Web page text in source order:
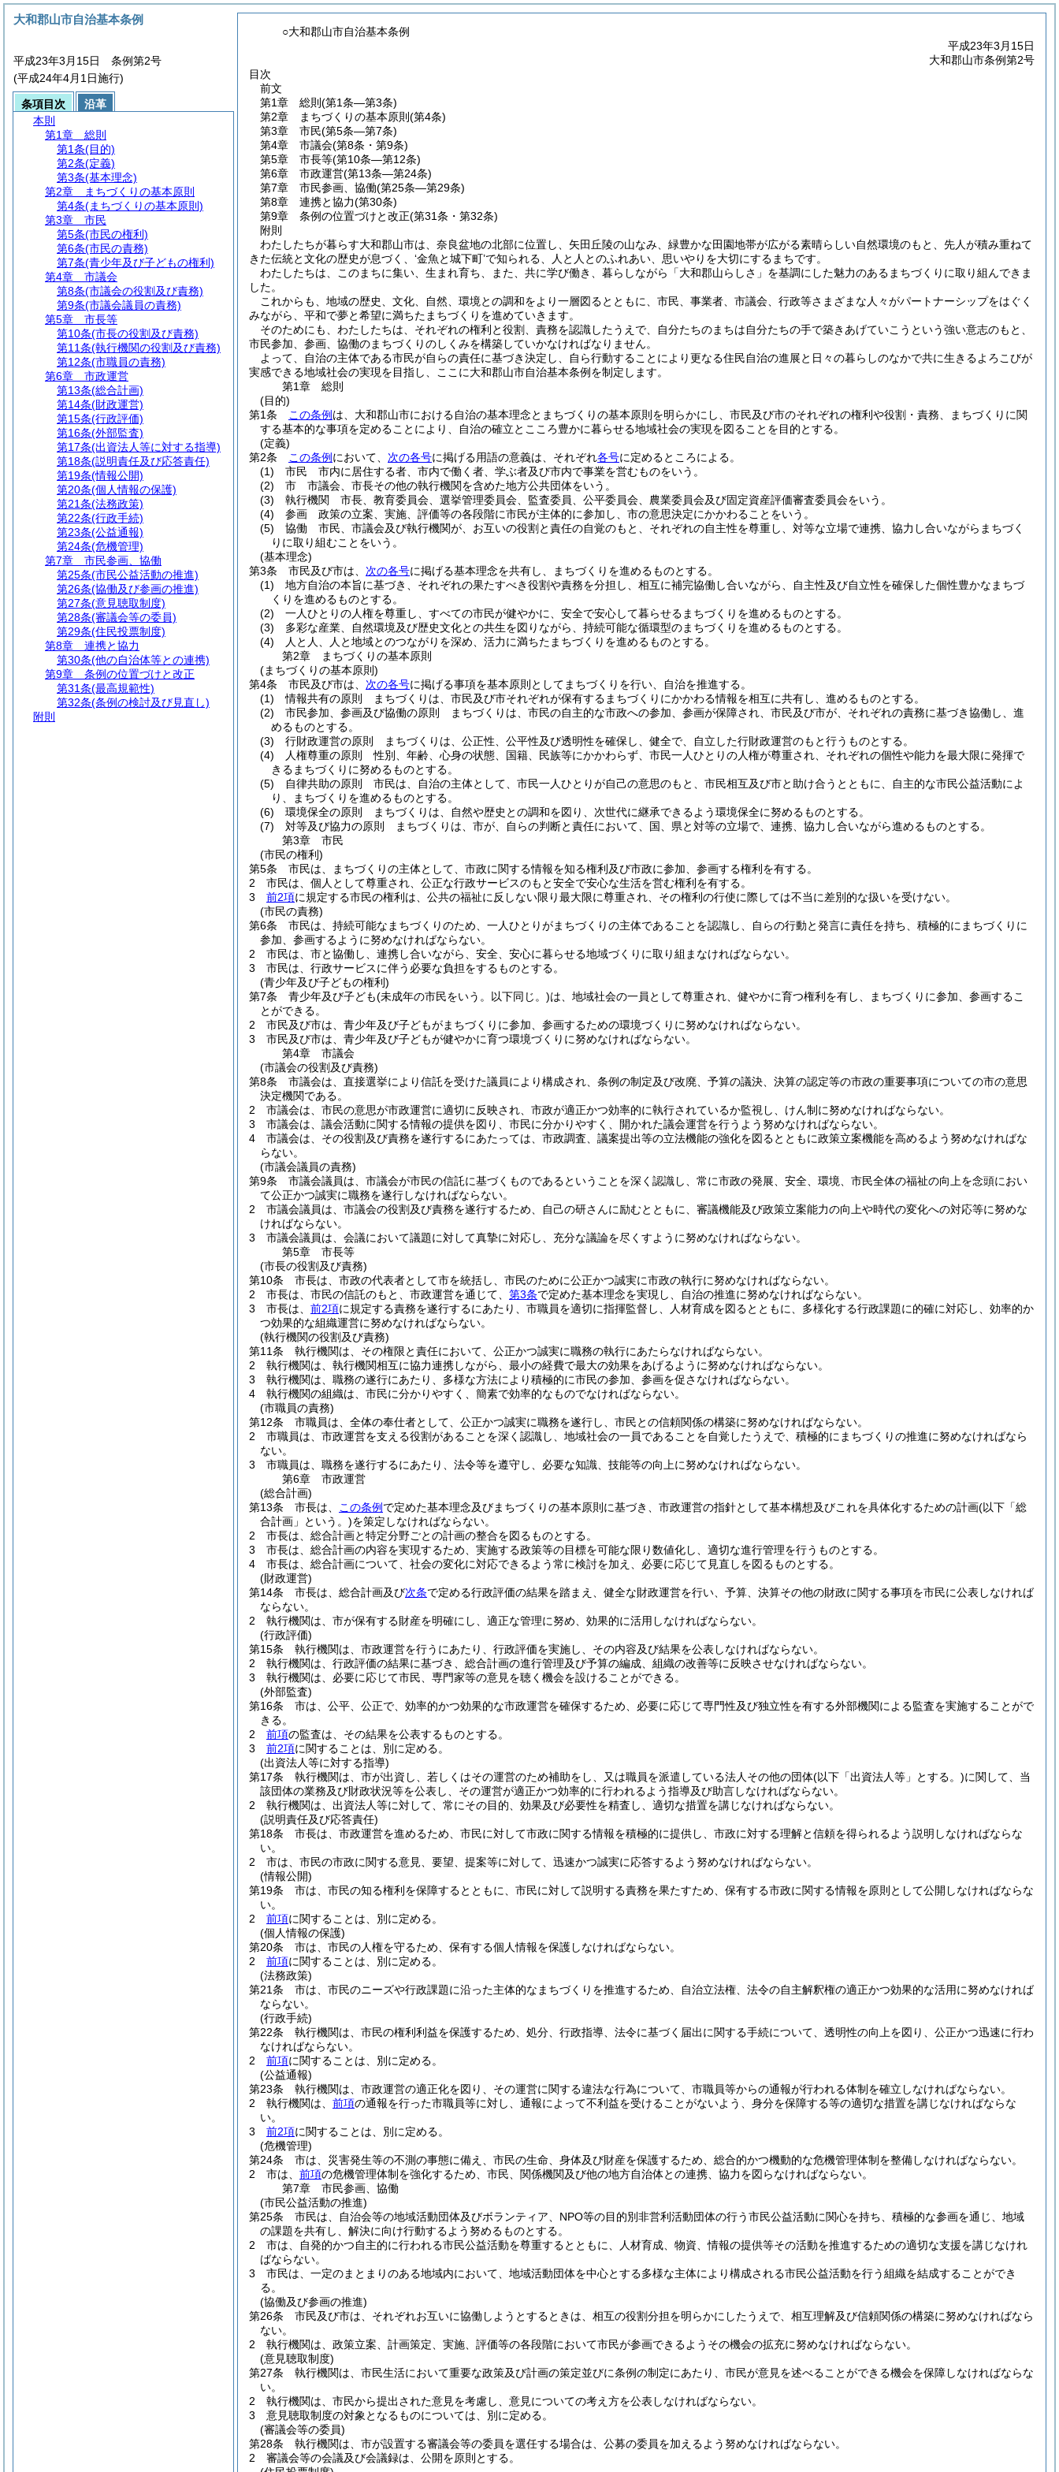
○大和郡山市自治基本条例
平成23年3月15日
大和郡山市条例第2号
目次
前文
第1章
総則 (第1条―第3条)
第2章
まちづくりの基本原則 (第4条)
第3章
市民(第5条―第7条)
第4章
市議会(第8条・第9条)
第5章
市長等(第10条―第12条)
第6章
市政運営(第13条―第24条)
第7章
市民参画、協働(第25条―第29条)
第8章
連携と協力(第30条)
第9章
条例の位置づけと改正(第31条・第32条)
附則
わたしたちが暮らす大和郡山市は、奈良盆地の北部に位置し、矢田丘陵の山なみ、緑豊かな田園地帯が広がる素晴らしい自然環境のもと、先人が積み重ねて
きた伝統と文化の歴史が息づく、‘金魚と城下町’で知られる、人と人とのふれあい、思いやりを大切にするまちです。
わたしたちは、このまちに集い、生まれ育ち、また、共に学び働き、暮らしながら「大和郡山らしさ」を基調にした魅力のあるまちづくりに取り組んできま
した。
これからも、地域の歴史、文化、自然、環境との調和をより一層図るとともに、市民、事業者、市議会、行政等さまざまな人々がパートナーシップをはぐく
みながら、平和で夢と希望に満ちたまちづくりを進めていきます。
そのためにも、わたしたちは、それぞれの権利と役割、責務を認識したうえで、自分たちのまちは自分たちの手で築きあげていこうという強い意志のもと、
市民参加、参画、協働のまちづくりのしくみを構築していかなければなりません。
よって、自治の主体である市民が自らの責任に基づき決定し、自ら行動することにより更なる住民自治の進展と日々の暮らしのなかで共に生きるよろこびが
実感できる地域社会の実現を目指し、ここに大和郡山市自治基本条例を制定します。
第1章
総則
(目的)
第1条
この条例 は、大和郡山市における自治の基本理念とまちづくりの基本原則を明らかにし、市民及び市のそれぞれの権利や役割・責務、まちづくりに関
する基本的な事項を定めることにより、自治の確立とこころ豊かに暮らせる地域社会の実現を図ることを目的とする。
(定義)
第2条
この条例 において、 次の各号に掲げる用語の意義は、それぞれ各号に定めるところによる。
(1)
市民 市内に居住する者、市内で働く者、学ぶ者及び市内で事業を営むものをいう。
(2)
市 市議会、市長その他の執行機関を含めた地方公共団体をいう。
(3)
執行機関 市長、教育委員会、選挙管理委員会、監査委員、公平委員会、農業委員会及び固定資産評価審査委員会をいう。
(4)
参画 政策の立案、実施、評価等の各段階に市民が主体的に参加し、市の意思決定にかかわることをいう。
(5)
協働 市民、市議会及び執行機関が、お互いの役割と責任の自覚のもと、それぞれの自主性を尊重し、対等な立場で連携、協力し合いながらまちづく
りに取り組むことをいう。
(基本理念)
第3条
市民及び市は、 次の各号に掲げる基本理念を共有し、まちづくりを進めるものとする。
(1)
地方自治の本旨に基づき、それぞれの果たすべき役割や責務を分担し、相互に補完協働し合いながら、自主性及び自立性を確保した個性豊かなまちづ
くりを進めるものとする。
(2)
一人ひとりの人権を尊重し、すべての市民が健やかに、安全で安心して暮らせるまちづくりを進めるものとする。
(3)
多彩な産業、自然環境及び歴史文化との共生を図りながら、持続可能な循環型のまちづくりを進めるものとする。
(4)
人と人、人と地域とのつながりを深め、活力に満ちたまちづくりを進めるものとする。
第2章
まちづくりの基本原則
(まちづくりの基本原則)
第4条
市民及び市は、 次の各号に掲げる事項を基本原則としてまちづくりを行い、自治を推進する。
(1)
情報共有の原則 まちづくりは、市民及び市それぞれが保有するまちづくりにかかわる情報を相互に共有し、進めるものとする。
(2)
市民参加、参画及び協働の原則 まちづくりは、市民の自主的な市政への参加、参画が保障され、市民及び市が、それぞれの責務に基づき協働し、進
めるものとする。
(3)
行財政運営の原則 まちづくりは、公正性、公平性及び透明性を確保し、健全で、自立した行財政運営のもと行うものとする。
(4)
人権尊重の原則 性別、年齢、心身の状態、国籍、民族等にかかわらず、市民一人ひとりの人権が尊重され、それぞれの個性や能力を最大限に発揮で
きるまちづくりに努めるものとする。
(5)
自律共助の原則 市民は、自治の主体として、市民一人ひとりが自己の意思のもと、市民相互及び市と助け合うとともに、自主的な市民公益活動によ
り、まちづくりを進めるものとする。
(6)
環境保全の原則 まちづくりは、自然や歴史との調和を図り、次世代に継承できるよう環境保全に努めるものとする。
(7)
対等及び協力の原則 まちづくりは、市が、自らの判断と責任において、国、県と対等の立場で、連携、協力し合いながら進めるものとする。
第3章
市民
(市民の権利)
第5条
市民は、まちづくりの主体として、市政に関する情報を知る権利及び市政に参加、参画する権利を有する。
2
市民は、個人として尊重され、公正な行政サービスのもと安全で安心な生活を営む権利を有する。
3
前2項に規定する市民の権利は、公共の福祉に反しない限り最大限に尊重され、その権利の行使に際しては不当に差別的な扱いを受けない。
(市民の責務)
第6条
市民は、持続可能なまちづくりのため、一人ひとりがまちづくりの主体であることを認識し、自らの行動と発言に責任を持ち、積極的にまちづくりに
参加、参画するように努めなければならない。
2
市民は、市と協働し、連携し合いながら、安全、安心に暮らせる地域づくりに取り組まなければならない。
3
市民は、行政サービスに伴う必要な負担をするものとする。
(青少年及び子どもの権利)
第7条
青少年及び子ども(未成年の市民をいう。以下同じ。)は、地域社会の一員として尊重され、健やかに育つ権利を有し、まちづくりに参加、参画するこ
とができる。
2
市民及び市は、青少年及び子どもがまちづくりに参加、参画するための環境づくりに努めなければならない。
3
市民及び市は、青少年及び子どもが健やかに育つ環境づくりに努めなければならない。
第4章
市議会
(市議会の役割及び責務)
第8条
市議会は、直接選挙により信託を受けた議員により構成され、条例の制定及び改廃、予算の議決、決算の認定等の市政の重要事項についての市の意思
決定機関である。
2
市議会は、市民の意思が市政運営に適切に反映され、市政が適正かつ効率的に執行されているか監視し、けん制に努めなければならない。
3
市議会は、議会活動に関する情報の提供を図り、市民に分かりやすく、開かれた議会運営を行うよう努めなければならない。
4
市議会は、その役割及び責務を遂行するにあたっては、市政調査、議案提出等の立法機能の強化を図るとともに政策立案機能を高めるよう努めなければな
らない。
(市議会議員の責務)
第9条
市議会議員は、市議会が市民の信託に基づくものであるということを深く認識し、常に市政の発展、安全、環境、市民全体の福祉の向上を念頭におい
て公正かつ誠実に職務を遂行しなければならない。
2
市議会議員は、市議会の役割及び責務を遂行するため、自己の研さんに励むとともに、審議機能及び政策立案能力の向上や時代の変化への対応等に努めな
ければならない。
3
市議会議員は、会議において議題に対して真摯に対応し、充分な議論を尽くすように努めなければならない。
第5章
市長等
(市長の役割及び責務)
第10条
市長は、市政の代表者として市を統括し、市民のために公正かつ誠実に市政の執行に努めなければならない。
2
市長は、市民の信託のもと、市政運営を通じて、 第3条で定めた基本理念を実現し、自治の推進に努めなければならない。
3
市長は、 前2項に規定する責務を遂行するにあたり、市職員を適切に指揮監督し、人材育成を図るとともに、多様化する行政課題に的確に対応し、効率的か
つ効果的な組織運営に努めなければならない。
(執行機関の役割及び責務)
第11条
執行機関は、その権限と責任において、公正かつ誠実に職務の執行にあたらなければならない。
2
執行機関は、執行機関相互に協力連携しながら、最小の経費で最大の効果をあげるように努めなければならない。
3
執行機関は、職務の遂行にあたり、多様な方法により積極的に市民の参加、参画を促さなければならない。
4
執行機関の組織は、市民に分かりやすく、簡素で効率的なものでなければならない。
(市職員の責務)
第12条
市職員は、全体の奉仕者として、公正かつ誠実に職務を遂行し、市民との信頼関係の構築に努めなければならない。
2
市職員は、市政運営を支える役割があることを深く認識し、地域社会の一員であることを自覚したうえで、積極的にまちづくりの推進に努めなければなら
ない。
3
市職員は、職務を遂行するにあたり、法令等を遵守し、必要な知識、技能等の向上に努めなければならない。
第6章
市政運営
(総合計画)
第13条
市長は、 この条例 で定めた基本理念及びまちづくりの基本原則に基づき、市政運営の指針として基本構想及びこれを具体化するための計画(以下「総
合計画」という。)を策定しなければならない。
2
市長は、総合計画と特定分野ごとの計画の整合を図るものとする。
3
市長は、総合計画の内容を実現するため、実施する政策等の目標を可能な限り数値化し、適切な進行管理を行うものとする。
4
市長は、総合計画について、社会の変化に対応できるよう常に検討を加え、必要に応じて見直しを図るものとする。
(財政運営)
第14条
市長は、総合計画及び次条で定める行政評価の結果を踏まえ、健全な財政運営を行い、予算、決算その他の財政に関する事項を市民に公表しなければ
ならない。
2
執行機関は、市が保有する財産を明確にし、適正な管理に努め、効果的に活用しなければならない。
(行政評価)
第15条
執行機関は、市政運営を行うにあたり、行政評価を実施し、その内容及び結果を公表しなければならない。
2
執行機関は、行政評価の結果に基づき、総合計画の進行管理及び予算の編成、組織の改善等に反映させなければならない。
3
執行機関は、必要に応じて市民、専門家等の意見を聴く機会を設けることができる。
(外部監査)
第16条
市は、公平、公正で、効率的かつ効果的な市政運営を確保するため、必要に応じて専門性及び独立性を有する外部機関による監査を実施することがで
きる。
2
前項の監査は、その結果を公表するものとする。
3
前2項に関することは、別に定める。
(出資法人等に対する指導)
第17条
執行機関は、市が出資し、若しくはその運営のため補助をし、又は職員を派遣している法人その他の団体(以下「出資法人等」とする。)に関して、当
該団体の業務及び財政状況等を公表し、その運営が適正かつ効率的に行われるよう指導及び助言しなければならない。
2
執行機関は、出資法人等に対して、常にその目的、効果及び必要性を精査し、適切な措置を講じなければならない。
(説明責任及び応答責任)
第18条
市長は、市政運営を進めるため、市民に対して市政に関する情報を積極的に提供し、市政に対する理解と信頼を得られるよう説明しなければならな
い。
2
市は、市民の市政に関する意見、要望、提案等に対して、迅速かつ誠実に応答するよう努めなければならない。
(情報公開)
第19条
市は、市民の知る権利を保障するとともに、市民に対して説明する責務を果たすため、保有する市政に関する情報を原則として公開しなければならな
い。
2
前項に関することは、別に定める。
(個人情報の保護)
第20条
市は、市民の人権を守るため、保有する個人情報を保護しなければならない。
2
前項に関することは、別に定める。
(法務政策)
第21条
市は、市民のニーズや行政課題に沿った主体的なまちづくりを推進するため、自治立法権、法令の自主解釈権の適正かつ効果的な活用に努めなければ
ならない。
(行政手続)
第22条
執行機関は、市民の権利利益を保護するため、処分、行政指導、法令に基づく届出に関する手続について、透明性の向上を図り、公正かつ迅速に行わ
なければならない。
2
前項に関することは、別に定める。
(公益通報)
第23条
執行機関は、市政運営の適正化を図り、その運営に関する違法な行為について、市職員等からの通報が行われる体制を確立しなければならない。
2
執行機関は、 前項の通報を行った市職員等に対し、通報によって不利益を受けることがないよう、身分を保障する等の適切な措置を講じなければならな
い。
3
前2項に関することは、別に定める。
(危機管理)
第24条
市は、災害発生等の不測の事態に備え、市民の生命、身体及び財産を保護するため、総合的かつ機動的な危機管理体制を整備しなければならない。
2
市は、 前項の危機管理体制を強化するため、市民、関係機関及び他の地方自治体との連携、協力を図らなければならない。
第7章
市民参画、協働
(市民公益活動の推進)
第25条
市民は、自治会等の地域活動団体及びボランティア、NPO等の目的別非営利活動団体の行う市民公益活動に関心を持ち、積極的な参画を通じ、地域
の課題を共有し、解決に向け行動するよう努めるものとする。
2
市は、自発的かつ自主的に行われる市民公益活動を尊重するとともに、人材育成、物資、情報の提供等その活動を推進するための適切な支援を講じなけれ
ばならない。
3
市民は、一定のまとまりのある地域内において、地域活動団体を中心とする多様な主体により構成される市民公益活動を行う組織を結成することができ
る。
(協働及び参画の推進)
第26条
市民及び市は、それぞれお互いに協働しようとするときは、相互の役割分担を明らかにしたうえで、相互理解及び信頼関係の構築に努めなければなら
ない。
2
執行機関は、政策立案、計画策定、実施、評価等の各段階において市民が参画できるようその機会の拡充に努めなければならない。
(意見聴取制度)
第27条
執行機関は、市民生活において重要な政策及び計画の策定並びに条例の制定にあたり、市民が意見を述べることができる機会を保障しなければならな
い。
2
執行機関は、市民から提出された意見を考慮し、意見についての考え方を公表しなければならない。
3
意見聴取制度の対象となるものについては、別に定める。
(審議会等の委員)
第28条
執行機関は、市が設置する審議会等の委員を選任する場合は、公募の委員を加えるよう努めなければならない。
2
審議会等の会議及び会議録は、公開を原則とする。
大和郡山市自治基本条例
平成23年3月15日 条例第2号
(平成24年4月1日施行)
条項目次
沿革
本則
第1章
総則
第1条(目的)
第2条(定義)
第3条(基本理念)
第2章
まちづくりの基本原則
第4条(まちづくりの基本原則)
第3章
市民
第5条(市民の権利)
第6条(市民の責務)
第7条(青少年及び子どもの権利)
第4章
市議会
第8条(市議会の役割及び責務)
第9条(市議会議員の責務)
第5章
市長等
第10条(市長の役割及び責務)
第11条(執行機関の役割及び責務)
第12条(市職員の責務)
第6章
市政運営
第13条(総合計画)
第14条(財政運営)
第15条(行政評価)
第16条(外部監査)
第17条(出資法人等に対する指導)
第18条(説明責任及び応答責任)
第19条(情報公開)
第20条(個人情報の保護)
第21条(法務政策)
第22条(行政手続)
第23条(公益通報)
第24条(危機管理)
第7章
市民参画、協働
第25条(市民公益活動の推進)
第26条(協働及び参画の推進)
第27条(意見聴取制度)
第28条(審議会等の委員)
第29条(住民投票制度)
第8章
連携と協力
第30条(他の自治体等との連携)
第9章
条例の位置づけと改正
第31条(最高規範性)
第32条(条例の検討及び見直し)
附則